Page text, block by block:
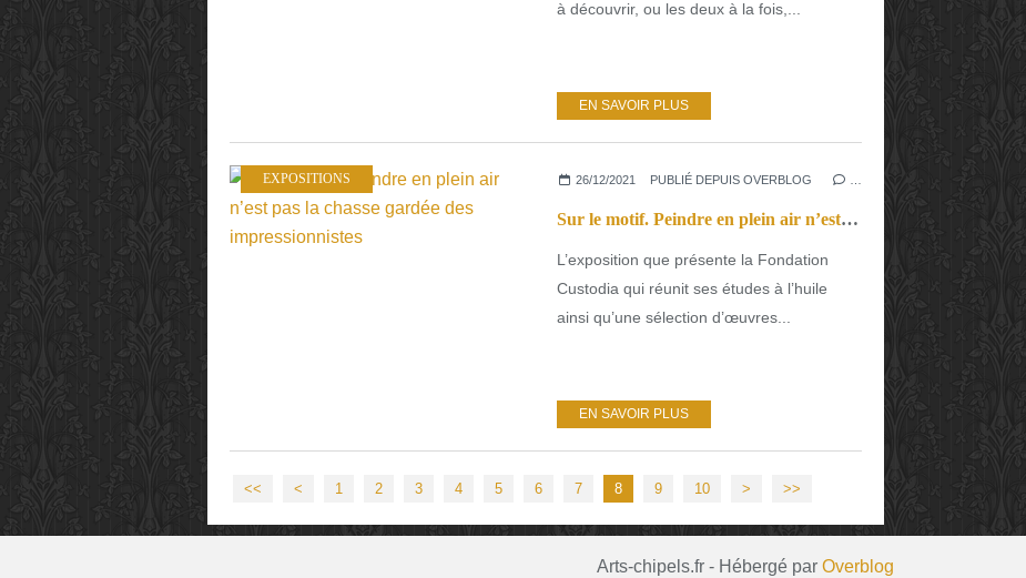
à découvrir, ou les deux à la fois,...
EN SAVOIR PLUS
EXPOSITIONS 26/12/2021 PUBLIÉ DEPUIS OVERBLOG
Sur le motif. Peindre en plein air n’est pas la chasse gardée des impressionnistes
L’exposition que présente la Fondation
Custodia qui réunit ses études à l’huile
ainsi qu’une sélection d’œuvres...
EN SAVOIR PLUS
<< < 1 2 3 4 5 6 7 8 9 10 > >>
Arts-chipels.fr - Hébergé par Overblog